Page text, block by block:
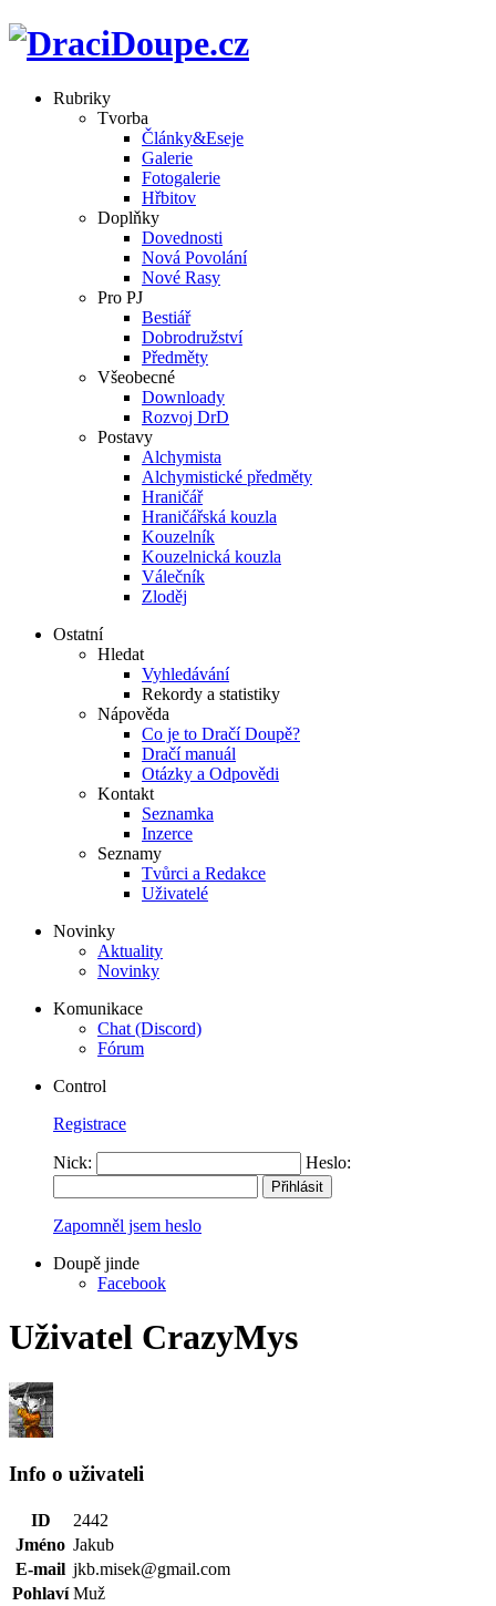
Rubriky
Tvorba
Články&Eseje
Galerie
Fotogalerie
Hřbitov
Doplňky
Dovednosti
Nová Povolání
Nové Rasy
Pro PJ
Bestiář
Dobrodružství
Předměty
Všeobecné
Downloady
Rozvoj DrD
Postavy
Alchymista
Alchymistické předměty
Hraničář
Hraničářská kouzla
Kouzelník
Kouzelnická kouzla
Válečník
Zloděj
Ostatní
Hledat
Vyhledávání
Rekordy a statistiky
Nápověda
Co je to Dračí Doupě?
Dračí manuál
Otázky a Odpovědi
Kontakt
Seznamka
Inzerce
Seznamy
Tvůrci a Redakce
Uživatelé
Novinky
Aktuality
Novinky
Komunikace
Chat (Discord)
Fórum
Control
Registrace
Nick: Heslo:
Zapomněl jsem heslo
Doupě jinde
Facebook
Uživatel CrazyMys
Info o uživateli
ID
2442
Jméno Jakub
E-mail jkb.misek@gmail.com
Pohlaví Muž